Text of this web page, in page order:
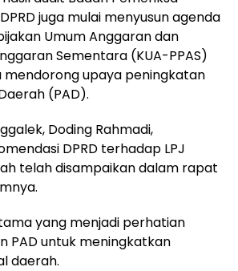
juga mulai menyusun agenda
Umum Anggaran dan
Sementara (KUA-PPAS)
mendorong upaya peningkatan
(PAD).
Doding Rahmadi,
DPRD terhadap LPJ
telah disampaikan dalam rapat
yang menjadi perhatian
PAD untuk meningkatkan
daerah.